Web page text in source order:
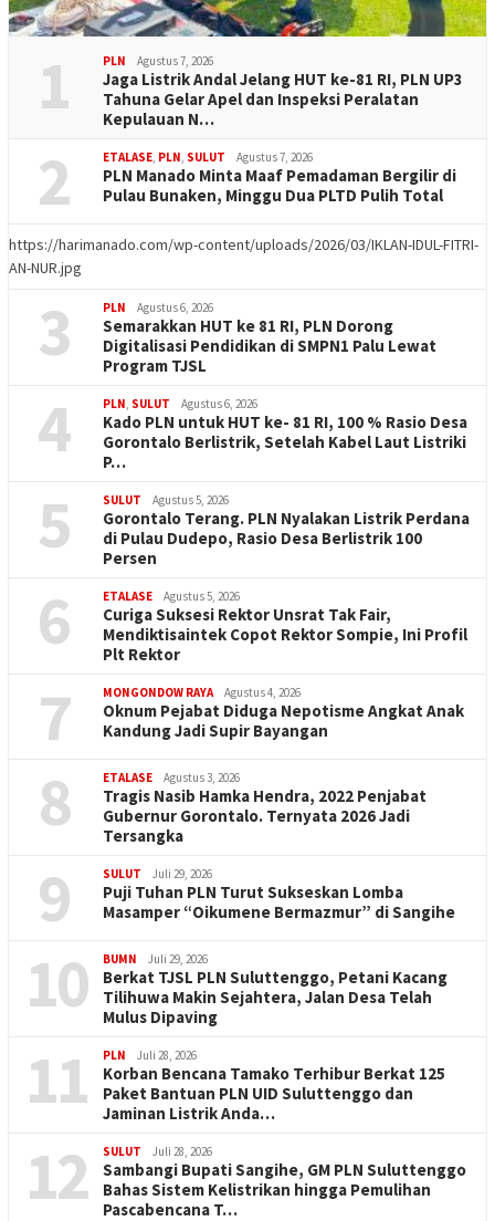
1 PLN Agustus 7, 2026
Jaga Listrik Andal Jelang HUT ke-81 RI, PLN UP3
Tahuna Gelar Apel dan Inspeksi Peralatan
Kepulauan N…
2 ETALASE, PLN, SULUT Agustus 7, 2026
PLN Manado Minta Maaf Pemadaman Bergilir di
Pulau Bunaken, Minggu Dua PLTD Pulih Total
https://harimanado.com/wp-content/uploads/2026/03/IKLAN-IDUL-FITRI-
AN-NUR.jpg
3 PLN Agustus 6, 2026
Semarakkan HUT ke 81 RI, PLN Dorong
Digitalisasi Pendidikan di SMPN1 Palu Lewat
Program TJSL
4 PLN, SULUT Agustus 6, 2026
Kado PLN untuk HUT ke- 81 RI, 100 % Rasio Desa
Gorontalo Berlistrik, Setelah Kabel Laut Listriki
P…
5 SULUT Agustus 5, 2026
Gorontalo Terang. PLN Nyalakan Listrik Perdana
di Pulau Dudepo, Rasio Desa Berlistrik 100
Persen
6 ETALASE Agustus 5, 2026
Curiga Suksesi Rektor Unsrat Tak Fair,
Mendiktisaintek Copot Rektor Sompie, Ini Profil
Plt Rektor
7 MONGONDOW RAYA Agustus 4, 2026
Oknum Pejabat Diduga Nepotisme Angkat Anak
Kandung Jadi Supir Bayangan
8 ETALASE Agustus 3, 2026
Tragis Nasib Hamka Hendra, 2022 Penjabat
Gubernur Gorontalo. Ternyata 2026 Jadi
Tersangka
9 SULUT Juli 29, 2026
Puji Tuhan PLN Turut Sukseskan Lomba
Masamper “Oikumene Bermazmur” di Sangihe
10 BUMN Juli 29, 2026
Berkat TJSL PLN Suluttenggo, Petani Kacang
Tilihuwa Makin Sejahtera, Jalan Desa Telah
Mulus Dipaving
11 PLN Juli 28, 2026
Korban Bencana Tamako Terhibur Berkat 125
Paket Bantuan PLN UID Suluttenggo dan
Jaminan Listrik Anda…
12 SULUT Juli 28, 2026
Sambangi Bupati Sangihe, GM PLN Suluttenggo
Bahas Sistem Kelistrikan hingga Pemulihan
Pascabencana T…